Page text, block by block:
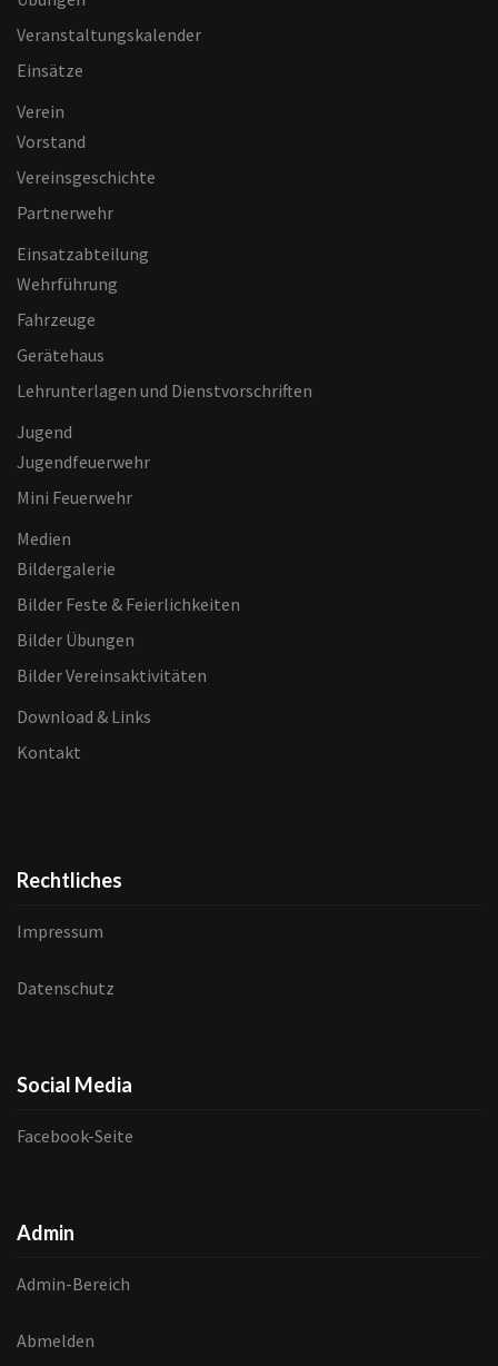
Veranstaltungskalender
Einsätze
Verein
Vorstand
Vereinsgeschichte
Partnerwehr
Einsatzabteilung
Wehrführung
Fahrzeuge
Gerätehaus
Lehrunterlagen und Dienstvorschriften
Jugend
Jugendfeuerwehr
Mini Feuerwehr
Medien
Bildergalerie
Bilder Feste & Feierlichkeiten
Bilder Übungen
Bilder Vereinsaktivitäten
Download & Links
Kontakt
Rechtliches
Impressum
Datenschutz
Social Media
Facebook-Seite
Admin
Admin-Bereich
Abmelden